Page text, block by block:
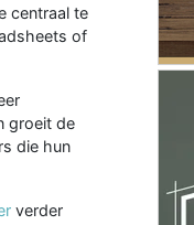
centraal te
of
groeit de
die hun
verder